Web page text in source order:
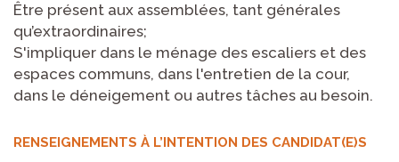
Être présent aux assemblées, tant générales
qu’extraordinaires;
S'impliquer dans le ménage des escaliers et des
espaces communs, dans l'entretien de la cour,
dans le déneigement ou autres tâches au besoin.
RENSEIGNEMENTS À L’INTENTION DES CANDIDAT(E)S